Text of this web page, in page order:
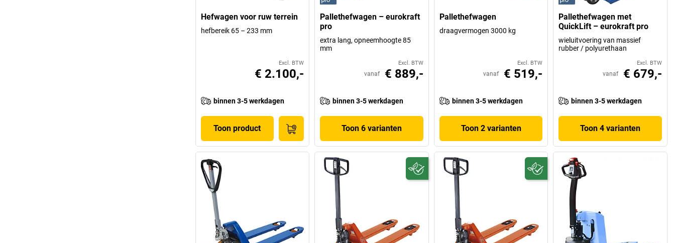
Hefwagen voor ruw terrein
hefbereik 65 – 233 mm
Excl. BTW
€ 2.100,-
binnen 3-5 werkdagen
Toon product
Pallethefwagen – eurokraft
pro
extra lang, opneemhoogte 85
mm
Excl. BTW
vanaf € 889,-
binnen 3-5 werkdagen
Toon 6 varianten
Pallethefwagen
draagvermogen 3000 kg
Excl. BTW
vanaf € 519,-
binnen 3-5 werkdagen
Toon 2 varianten
Pallethefwagen met
QuickLift – eurokraft pro
wieluitvoering van massief
rubber / polyurethaan
Excl. BTW
vanaf € 679,-
binnen 3-5 werkdagen
Toon 4 varianten